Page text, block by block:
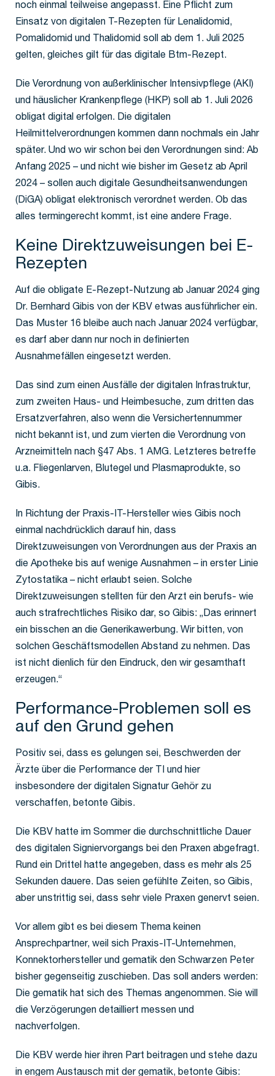
noch einmal teilweise angepasst. Eine Pflicht zum
Einsatz von digitalen T-Rezepten für Lenalidomid,
Pomalidomid und Thalidomid soll ab dem 1. Juli 2025
gelten, gleiches gilt für das digitale Btm-Rezept.
Die Verordnung von außerklinischer Intensivpflege (AKI)
und häuslicher Krankenpflege (HKP) soll ab 1. Juli 2026
obligat digital erfolgen. Die digitalen
Heilmittelverordnungen kommen dann nochmals ein Jahr
später. Und wo wir schon bei den Verordnungen sind: Ab
Anfang 2025 – und nicht wie bisher im Gesetz ab April
2024 – sollen auch digitale Gesundheitsanwendungen
(DiGA) obligat elektronisch verordnet werden. Ob das
alles termingerecht kommt, ist eine andere Frage.
Keine Direktzuweisungen bei E-
Rezepten
Auf die obligate E-Rezept-Nutzung ab Januar 2024 ging
Dr. Bernhard Gibis von der KBV etwas ausführlicher ein.
Das Muster 16 bleibe auch nach Januar 2024 verfügbar,
es darf aber dann nur noch in definierten
Ausnahmefällen eingesetzt werden.
Das sind zum einen Ausfälle der digitalen Infrastruktur,
zum zweiten Haus- und Heimbesuche, zum dritten das
Ersatzverfahren, also wenn die Versichertennummer
nicht bekannt ist, und zum vierten die Verordnung von
Arzneimitteln nach §47 Abs. 1 AMG. Letzteres betreffe
u.a. Fliegenlarven, Blutegel und Plasmaprodukte, so
Gibis.
In Richtung der Praxis-IT-Hersteller wies Gibis noch
einmal nachdrücklich darauf hin, dass
Direktzuweisungen von Verordnungen aus der Praxis an
die Apotheke bis auf wenige Ausnahmen – in erster Linie
Zytostatika – nicht erlaubt seien. Solche
Direktzuweisungen stellten für den Arzt ein berufs- wie
auch strafrechtliches Risiko dar, so Gibis: „Das erinnert
ein bisschen an die Generikawerbung. Wir bitten, von
solchen Geschäftsmodellen Abstand zu nehmen. Das
ist nicht dienlich für den Eindruck, den wir gesamthaft
erzeugen.“
Performance-Problemen soll es
auf den Grund gehen
Positiv sei, dass es gelungen sei, Beschwerden der
Ärzte über die Performance der TI und hier
insbesondere der digitalen Signatur Gehör zu
verschaffen, betonte Gibis.
Die KBV hatte im Sommer die durchschnittliche Dauer
des digitalen Signiervorgangs bei den Praxen abgefragt.
Rund ein Drittel hatte angegeben, dass es mehr als 25
Sekunden dauere. Das seien gefühlte Zeiten, so Gibis,
aber unstrittig sei, dass sehr viele Praxen genervt seien.
Vor allem gibt es bei diesem Thema keinen
Ansprechpartner, weil sich Praxis-IT-Unternehmen,
Konnektorhersteller und gematik den Schwarzen Peter
bisher gegenseitig zuschieben. Das soll anders werden:
Die gematik hat sich des Themas angenommen. Sie will
die Verzögerungen detailliert messen und
nachverfolgen.
Die KBV werde hier ihren Part beitragen und stehe dazu
in engem Austausch mit der gematik, betonte Gibis: